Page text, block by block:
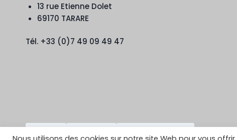
13 rue Etienne Dolet
69170 TARARE
Tél. +33 (0)7 49 09 49 47
TikTok YouTube Google Reviews